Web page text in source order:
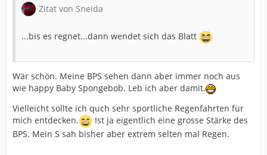
Zitat von Sneida
...bis es regnet...dann wendet sich das Blatt
Wär schön. Meine BPS sehen dann aber immer noch aus
wie happy Baby Spongebob. Leb ich aber damit.
Vielleicht sollte ich quch sehr sportliche Regenfahrten für
mich entdecken.
Ist ja eigentlich eine grosse Stärke des
BPS. Mein S sah bisher aber extrem selten mal Regen.